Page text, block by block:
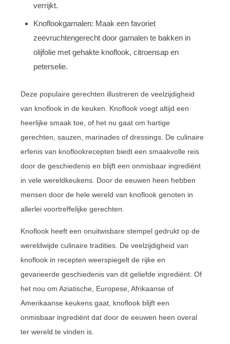
verrijkt.
Knoflookgarnalen: Maak een favoriet
zeevruchtengerecht door garnalen te bakken in
olijfolie met gehakte knoflook, citroensap en
peterselie.
Deze populaire gerechten illustreren de veelzijdigheid
van knoflook in de keuken. Knoflook voegt altijd een
heerlijke smaak toe, of het nu gaat om hartige
gerechten, sauzen, marinades of dressings. De culinaire
erfenis van knoflookrecepten biedt een smaakvolle reis
door de geschiedenis en blijft een onmisbaar ingrediënt
in vele wereldkeukens. Door de eeuwen heen hebben
mensen door de hele wereld van knoflook genoten in
allerlei voortreffelijke gerechten.
Knoflook heeft een onuitwisbare stempel gedrukt op de
wereldwijde culinaire tradities. De veelzijdigheid van
knoflook in recepten weerspiegelt de rijke en
gevarieerde geschiedenis van dit geliefde ingrediënt. Of
het nou om Aziatische, Europese, Afrikaanse of
Amerikaanse keukens gaat, knoflook blijft een
onmisbaar ingrediënt dat door de eeuwen heen overal
ter wereld te vinden is.